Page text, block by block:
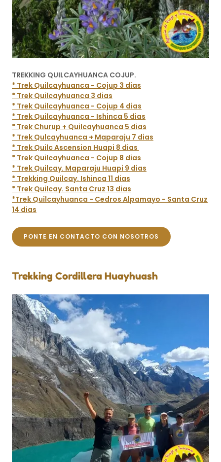
TREKKING QUILCAYHUANCA COJUP.
* Trek Quilcayhuanca - Cojup 3 dias
* Trek Quilcayhuanca 3 dias
* Trek Quilcayhuanca - Cojup 4 dias
* Trek Quilcayhuanca - Ishinca 5 dias
* Trek Churup + Quilcayhuanca 5 dias
* Trek Qulcayhuanca + Maparaju 7 dias
* Trek Quilc Ascension Huapi 8 dias
* Trek Quilcayhuanca - Cojup 8 dias
* Trek Quilcay. Maparaju Huapi 9 dias
* Trekking Quilcay. Ishinca 11 dias
* Trek Quilcay. Santa Cruz 13 dias
*Trek Quilcayhuanca - Cedros Alpamayo - Santa Cruz
14 dias
PONTE EN CONTACTO CON NOSOTROS
Trekking Cordillera Huayhuash